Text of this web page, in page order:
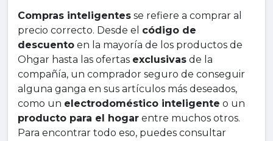
Compras inteligentes se refiere a comprar al
precio correcto. Desde el código de
descuento en la mayoría de los productos de
Ohgar hasta las ofertas exclusivas de la
compañía, un comprador seguro de conseguir
alguna ganga en sus artículos más deseados,
como un electrodoméstico inteligente o un
producto para el hogar entre muchos otros.
Para encontrar todo eso, puedes consultar